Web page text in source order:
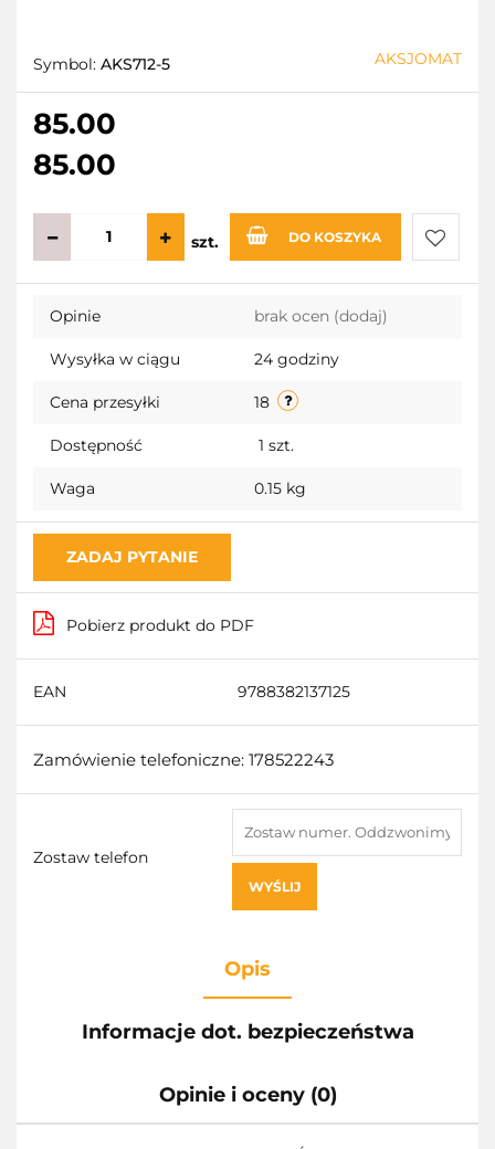
Symbol: AKS712-5 AKSJOMAT
85.00
85.00
szt. DO KOSZYKA
Do
Opinie brak ocen (dodaj)
Wysyłka w ciągu 24 godziny
Cena przesyłki 18
Dostępność 1 szt.
Waga 0.15 kg
ZADAJ PYTANIE
Pobierz produkt do PDF
EAN 9788382137125
Zamówienie telefoniczne: 178522243
Zostaw telefon
WYŚLIJ
Opis
Informacje dot. bezpieczeństwa
Opinie i oceny (0)